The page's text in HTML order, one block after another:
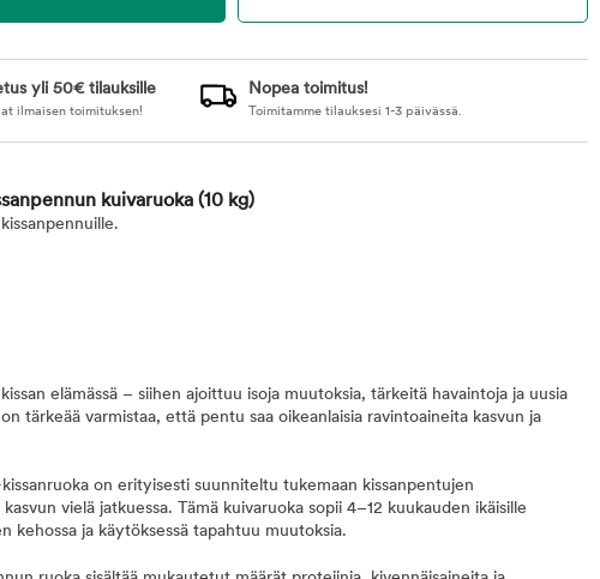
yli 50€ tilauksille
ilmaisen toimituksen!
Nopea toimitus!
Toimitamme tilauksesi 1-3 päivässä.
kuivaruoka (10 kg)
elämässä – siihen ajoittuu isoja muutoksia, tärkeitä havaintoja ja uusia
tärkeää varmistaa, että pentu saa oikeanlaisia ravintoaineita kasvun ja
on erityisesti suunniteltu tukemaan kissanpentujen
vielä jatkuessa. Tämä kuivaruoka sopii 4–12 kuukauden ikäisille
kehossa ja käytöksessä tapahtuu muutoksia.